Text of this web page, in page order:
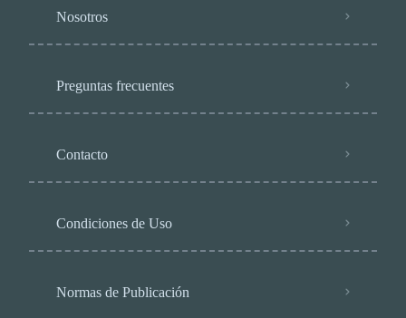
Nosotros
Preguntas frecuentes
Contacto
Condiciones de Uso
Normas de Publicación